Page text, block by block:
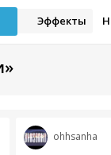
Эффекты
ohhsanha